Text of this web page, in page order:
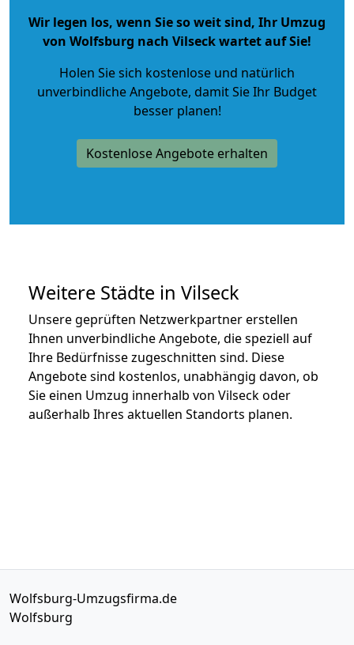
Wir legen los, wenn Sie so weit sind, Ihr Umzug
von Wolfsburg nach Vilseck wartet auf Sie!
Holen Sie sich kostenlose und natürlich
unverbindliche Angebote, damit Sie Ihr Budget
besser planen!
Kostenlose Angebote erhalten
Weitere Städte in Vilseck
Unsere geprüften Netzwerkpartner erstellen
Ihnen unverbindliche Angebote, die speziell auf
Ihre Bedürfnisse zugeschnitten sind. Diese
Angebote sind kostenlos, unabhängig davon, ob
Sie einen Umzug innerhalb von Vilseck oder
außerhalb Ihres aktuellen Standorts planen.
Wolfsburg-Umzugsfirma.de
Wolfsburg